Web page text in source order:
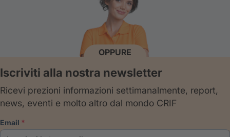
OPPURE
Iscriviti alla nostra newsletter
Ricevi prezioni informazioni settimanalmente, report,
news, eventi e molto altro dal mondo CRIF
email